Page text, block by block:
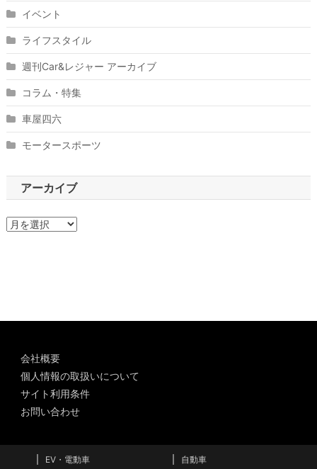
イベント
ライフスタイル
週刊Car&レジャー アーカイブ
コラム・特集
車屋四六
モータースポーツ
アーカイブ
ア
会社概要
個人情報の取扱いについて
サイト利用条件
お問い合わせ
EV・電動車 自動車